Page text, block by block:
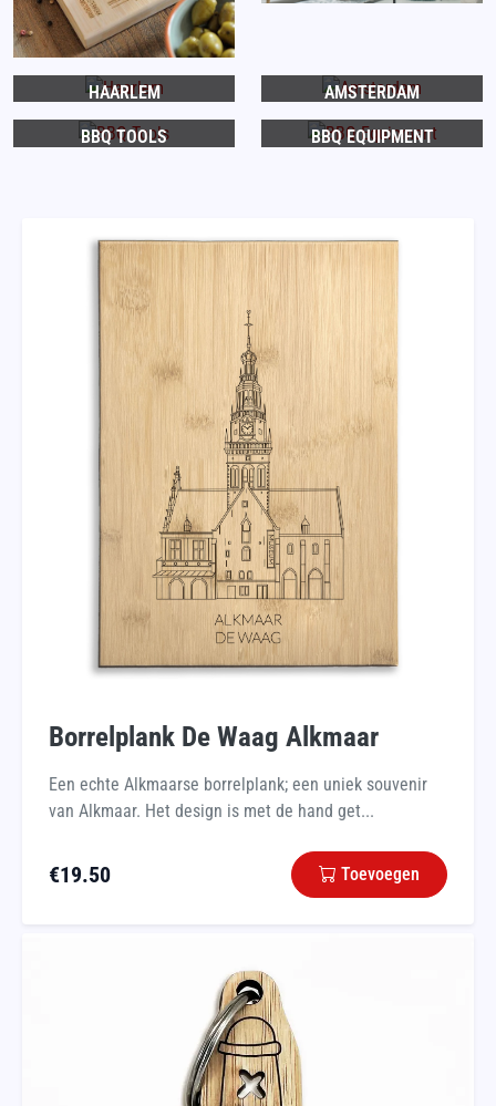
HAARLEM AMSTERDAM
BBQ TOOLS BBQ EQUIPMENT
Borrelplank De Waag Alkmaar
Een echte Alkmaarse borrelplank; een uniek souvenir
van Alkmaar. Het design is met de hand get...
€19.50 Toevoegen